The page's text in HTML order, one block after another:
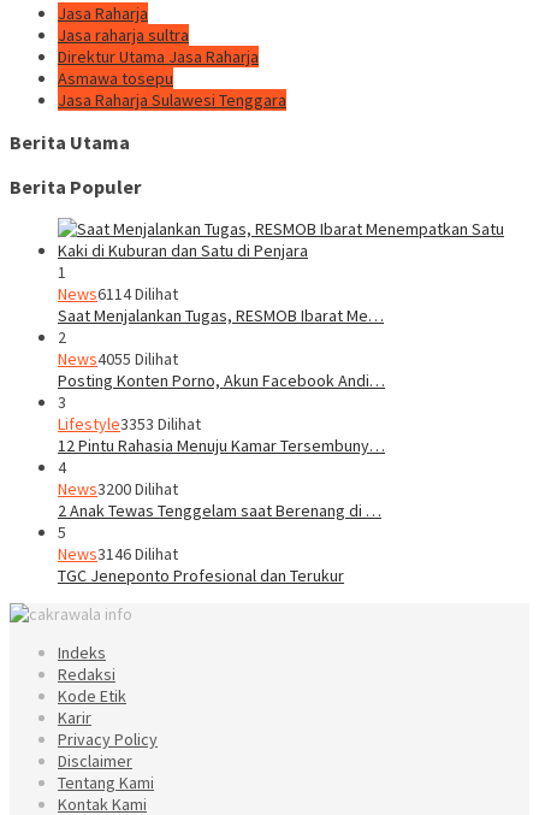
Jasa Raharja
Jasa raharja sultra
Direktur Utama Jasa Raharja
Asmawa tosepu
Jasa Raharja Sulawesi Tenggara
Berita Utama
Berita Populer
1
News6114 Dilihat
Saat Menjalankan Tugas, RESMOB Ibarat Me…
2
News4055 Dilihat
Posting Konten Porno, Akun Facebook Andi…
3
Lifestyle3353 Dilihat
12 Pintu Rahasia Menuju Kamar Tersembuny…
4
News3200 Dilihat
2 Anak Tewas Tenggelam saat Berenang di …
5
News3146 Dilihat
TGC Jeneponto Profesional dan Terukur
Indeks
Redaksi
Kode Etik
Karir
Privacy Policy
Disclaimer
Tentang Kami
Kontak Kami